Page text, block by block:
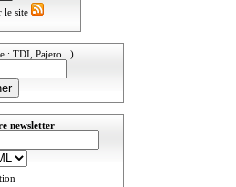
le site
: TDI, Pajero...)
newsletter